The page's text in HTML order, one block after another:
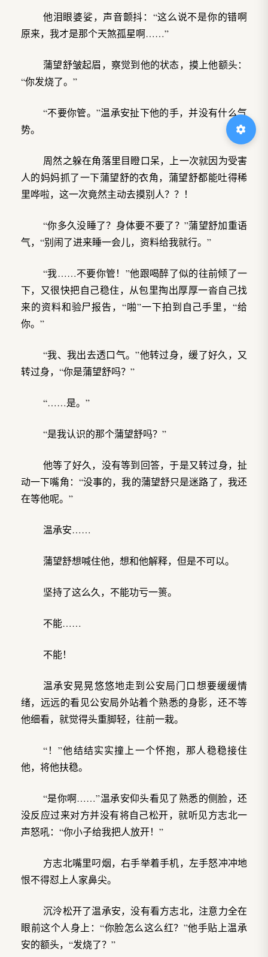
他泪眼婆娑，声音颤抖：“这么说不是你的错啊
原来，我才是那个天煞孤星啊……”
蒲望舒皱起眉，察觉到他的状态，摸上他额头：
“你发烧了。”
“不要你管。”温承安扯下他的手，并没有什么气
势。
周然之躲在角落里目瞪口呆，上一次就因为受害
人的妈妈抓了一下蒲望舒的衣角，蒲望舒都能吐得稀
里哗啦，这一次竟然主动去摸别人？？！
“你多久没睡了？身体要不要了？”蒲望舒加重语
气，“别闹了进来睡一会儿，资料给我就行。”
“我……不要你管！”他跟喝醉了似的往前倾了一
下，又很快把自己稳住，从包里掏出厚厚一沓自己找
来的资料和验尸报告，“啪”一下拍到自己手里，“给
你。”
“我、我出去透口气。”他转过身，缓了好久，又
转过身，“你是蒲望舒吗？”
“……是。”
“是我认识的那个蒲望舒吗？”
他等了好久，没有等到回答，于是又转过身，扯
动一下嘴角：“没事的，我的蒲望舒只是迷路了，我还
在等他呢。”
温承安……
蒲望舒想喊住他，想和他解释，但是不可以。
坚持了这么久，不能功亏一篑。
不能……
不能！
温承安晃晃悠悠地走到公安局门口想要缓缓情
绪，远远的看见公安局外站着个熟悉的身影，还不等
他细看，就觉得头重脚轻，往前一栽。
“！”他结结实实撞上一个怀抱，那人稳稳接住
他，将他扶稳。
“是你啊……”温承安仰头看见了熟悉的侧脸，还
没反应过来对方并没有将自己松开，就听见方志北一
声怒吼：“你小子给我把人放开！”
方志北嘴里叼烟，右手举着手机，左手怒冲冲地
恨不得怼上人家鼻尖。
沉泠松开了温承安，没有看方志北，注意力全在
眼前这个人身上：“你脸怎么这么红？”他手贴上温承
安的额头，“发烧了？”